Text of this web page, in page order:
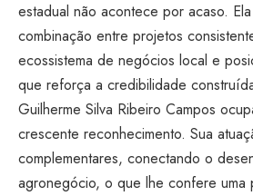
estadual não acontece por acaso.
combinação entre projetos
ecossistema de negócios local e
que reforça a credibilidade
Guilherme Silva Ribeiro Campos
crescente reconhecimento. Sua
complementares, conectando o
agronegócio, o que lhe confere uma